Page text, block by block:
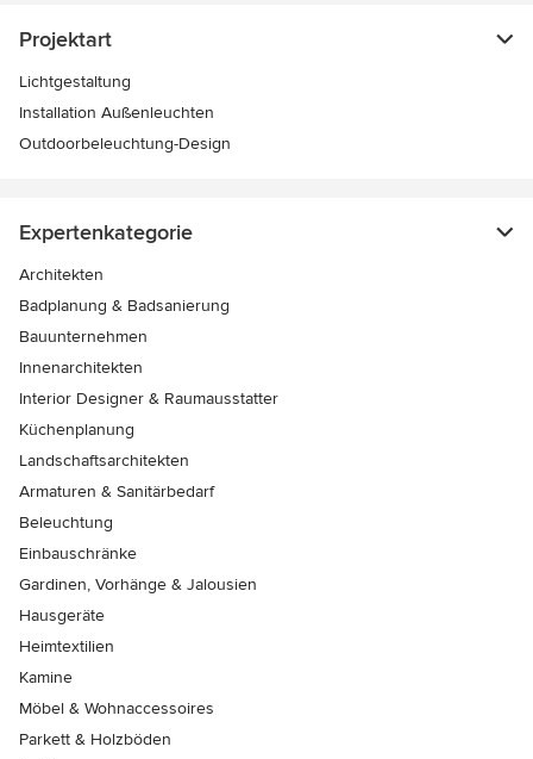
Projektart
Lichtgestaltung
Installation Außenleuchten
Outdoorbeleuchtung-Design
Expertenkategorie
Architekten
Badplanung & Badsanierung
Bauunternehmen
Innenarchitekten
Interior Designer & Raumausstatter
Küchenplanung
Landschaftsarchitekten
Armaturen & Sanitärbedarf
Beleuchtung
Einbauschränke
Gardinen, Vorhänge & Jalousien
Hausgeräte
Heimtextilien
Kamine
Möbel & Wohnaccessoires
Parkett & Holzböden